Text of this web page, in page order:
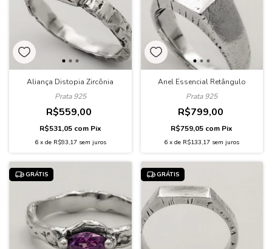
Aliança Distopia Zircônia
Prata 925
R$559,00
R$531,05 com Pix
6 x de R$93,17 sem juros
Anel Essencial Retângulo
Prata 925
R$799,00
R$759,05 com Pix
6 xde R$133,17 sem juros
GRÁTIS GRÁTIS